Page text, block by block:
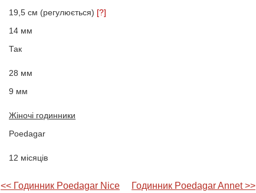
19,5 см (регулюється) [?]
14 мм
Так
28 мм
9 мм
Жіночі годинники
Poedagar
12 місяців
<< Годинник Poedagar Nice Годинник Poedagar Annet >>